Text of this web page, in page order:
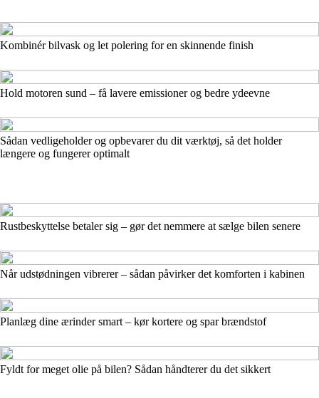
Kombinér bilvask og let polering for en skinnende finish
Hold motoren sund – få lavere emissioner og bedre ydeevne
Sådan vedligeholder og opbevarer du dit værktøj, så det holder
længere og fungerer optimalt
Rustbeskyttelse betaler sig – gør det nemmere at sælge bilen senere
Når udstødningen vibrerer – sådan påvirker det komforten i kabinen
Planlæg dine ærinder smart – kør kortere og spar brændstof
Fyldt for meget olie på bilen? Sådan håndterer du det sikkert